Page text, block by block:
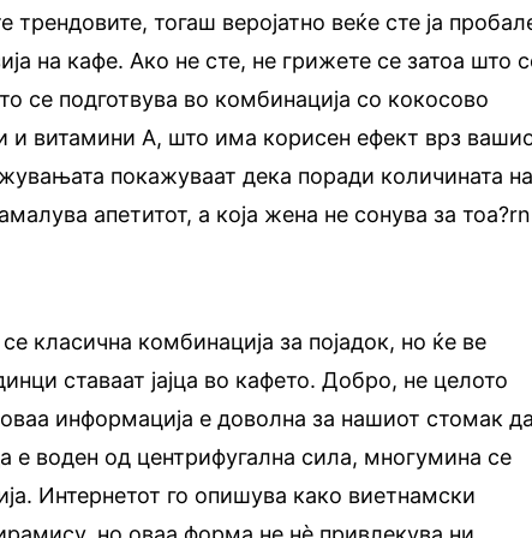
трендовите, тогаш веројатно веќе сте ја
на кафе. Ако не сте, не грижете се затоа што
се подготвува во комбинација со кокосово
и витамини А, што има корисен ефект врз
покажуваат дека поради количината на
апетитот, а која жена не сонува за тоа?rn
класична комбинација за појадок, но ќе ве
ставаат јајца во кафето. Добро, не целото
информација е доволна за нашиот стомак да
е воден од центрифугална сила, многумина се
Интернетот го опишува како виетнамски